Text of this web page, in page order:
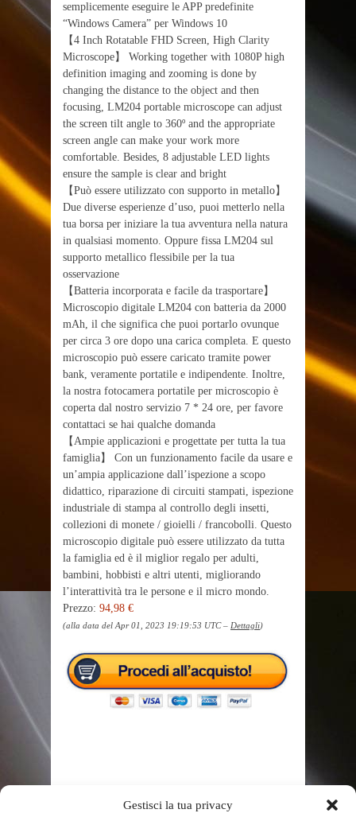
Gestisci la tua privacy
semplicemente eseguire le APP predefinite
“Windows Camera” per Windows 10
【4 Inch Rotatable FHD Screen, High Clarity
Microscope】 Working together with 1080P high
definition imaging and zooming is done by
changing the distance to the object and then
focusing, LM204 portable microscope can adjust
the screen tilt angle to 360º and the appropriate
screen angle can make your work more
comfortable. Besides, 8 adjustable LED lights
ensure the sample is clear and bright
【Può essere utilizzato con supporto in metallo】
Due diverse esperienze d’uso, puoi metterlo nella
tua borsa per iniziare la tua avventura nella natura
in qualsiasi momento. Oppure fissa LM204 sul
supporto metallico flessibile per la tua
osservazione
【Batteria incorporata e facile da trasportare】
Microscopio digitale LM204 con batteria da 2000
mAh, il che significa che puoi portarlo ovunque
per circa 3 ore dopo una carica completa. E questo
microscopio può essere caricato tramite power
bank, veramente portatile e indipendente. Inoltre,
la nostra fotocamera portatile per microscopio è
coperta dal nostro servizio 7 * 24 ore, per favore
contattaci se hai qualche domanda
【Ampie applicazioni e progettate per tutta la tua
famiglia】 Con un funzionamento facile da usare e
un’ampia applicazione dall’ispezione a scopo
didattico, riparazione di circuiti stampati, ispezione
industriale di stampa al controllo degli insetti,
collezioni di monete / gioielli / francobolli. Questo
microscopio digitale può essere utilizzato da tutta
la famiglia ed è il miglior regalo per adulti,
bambini, hobbisti e altri utenti, migliorando
l’interattività tra le persone e il micro mondo.
Prezzo: 94,98 €
(alla data del Apr 01, 2023 19:19:53 UTC – Dettagli)
BINOCOLO ASTRONOMICO